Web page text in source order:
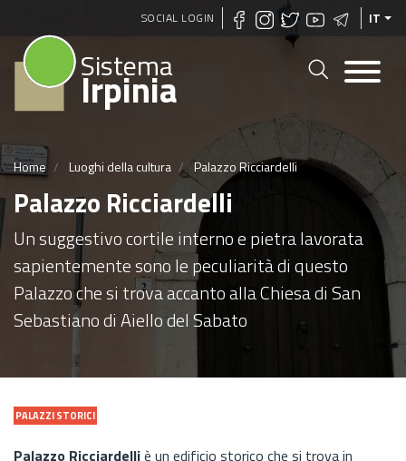
Salta
SOCIAL LOGIN IT
Sistema
Irpinia
Home Luoghi della cultura Palazzo Ricciardelli
Palazzo Ricciardelli
Un suggestivo cortile interno e pietra lavorata
sapientemente sono le peculiarità di questo
Palazzo che si trova accanto alla Chiesa di San
Sebastiano di Aiello del Sabato
PALAZZI STORICI
Palazzo Ricciardelliè un edificio storico che si trova in